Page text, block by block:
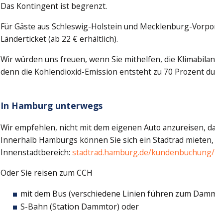
Das Kontingent ist begrenzt.
Für Gäste aus Schleswig-Holstein und Mecklenburg-
Länderticket (ab 22 € erhältlich).
Wir würden uns freuen, wenn Sie mithelfen, die
denn die Kohlendioxid-Emission entsteht zu 70 Prozent
In Hamburg unterwegs
Wir empfehlen, nicht mit dem eigenen Auto anzureisen,
Innerhalb Hamburgs können Sie sich ein Stadtrad
Innenstadtbereich: stadtrad.hamburg.de/kundenbuchung/
Oder Sie reisen zum CCH
mit dem Bus (verschiedene Linien führen zum
S-Bahn (Station Dammtor) oder